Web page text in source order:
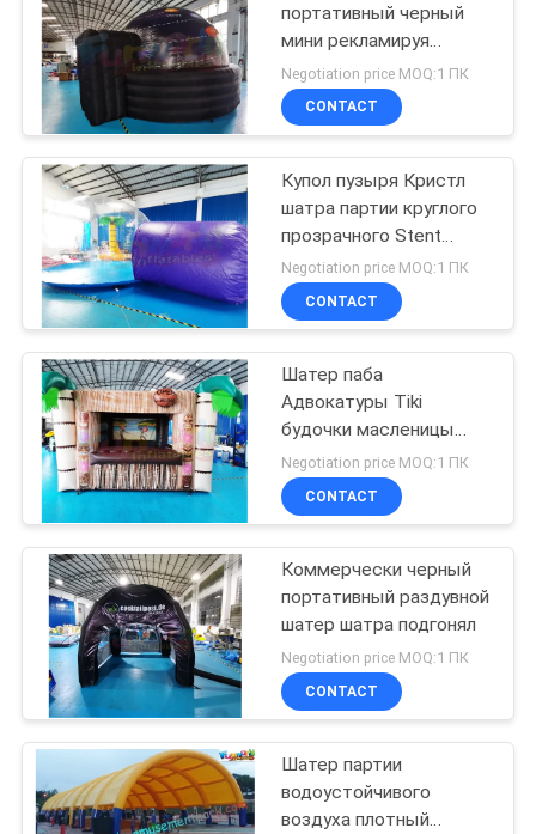
Надувные
препятствие курс
91
надувной zorb мяч
Надувные
бассейны
56
портативный черный
мини рекламируя
раздувной
Negotiation price MOQ:1 ПК
CONTACT
Купол пузыря Кристл
шатра партии круглого
прозрачного Stent
раздувной
Negotiation price MOQ:1 ПК
CONTACT
Шатер паба
Адвокатуры Tiki
будочки масленицы
пальмы раздувной
Negotiation price MOQ:1 ПК
CONTACT
Коммерчески черный
портативный раздувной
шатер шатра подгонял
Negotiation price MOQ:1 ПК
CONTACT
Шатер партии
водоустойчивого
воздуха плотный